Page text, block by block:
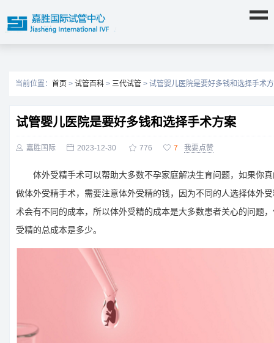
当前位置： 首页 > 试管百科 > 三代试管 > 试管婴儿医院是要好多钱和选择手术
试管婴儿医院是要好多钱和选择手术方案
 嘉胜国际  2023-12-30  776  7 我要点赞
体外受精手术可以帮助大多数不孕家庭解决生育问题，如果你真
做体外受精手术，需要注意体外受精的钱，因为不同的人选择体外
术会有不同的成本，所以体外受精的成本是大多数患者关心的问题
受精的总成本是多少。